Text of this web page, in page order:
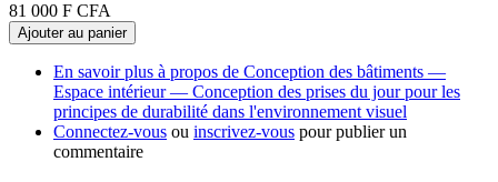
81 000 F CFA
Ajouter au panier
En savoir plus à propos de Conception des bâtiments —
Espace intérieur — Conception des prises du jour pour les
principes de durabilité dans l'environnement visuel
Connectez-vous ou inscrivez-vous pour publier un
commentaire